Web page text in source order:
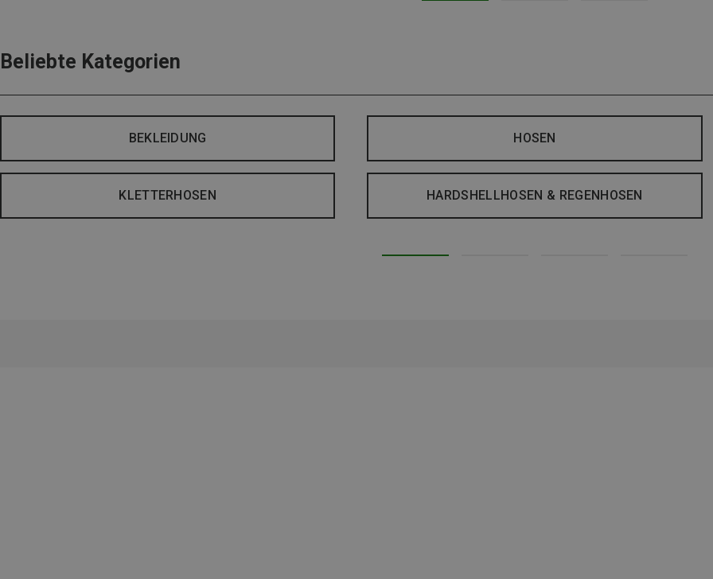
Beliebte Kategorien
BEKLEIDUNG HOSEN
KLETTERHOSEN HARDSHELLHOSEN & REGENHOSEN